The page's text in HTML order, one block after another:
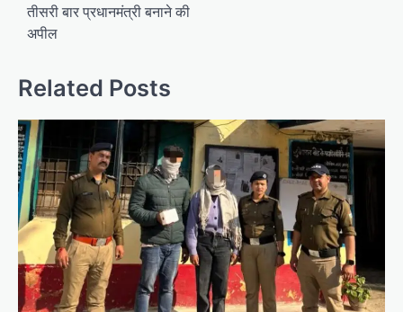
तीसरी बार प्रधानमंत्री बनाने की
अपील
Related Posts